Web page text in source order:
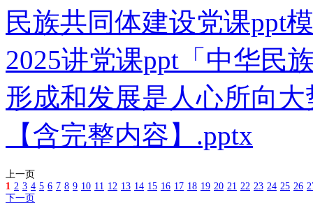
民族共同体建设党课ppt
2025讲党课ppt「中华民
形成和发展是人心所向
【含完整内容】.pptx
上一页
1 2 3 4 5 6 7 8 9 10 11 12 13 14 15 16 17 18 19 20 21 22 23 24 25 26
下一页